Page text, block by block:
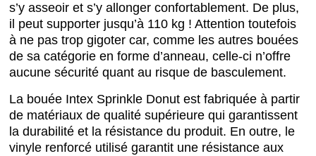
s’y asseoir et s’y allonger confortablement. De plus,
il peut supporter jusqu’à 110 kg ! Attention toutefois
à ne pas trop gigoter car, comme les autres bouées
de sa catégorie en forme d’anneau, celle-ci n’offre
aucune sécurité quant au risque de basculement.
La bouée Intex Sprinkle Donut est fabriquée à partir
de matériaux de qualité supérieure qui garantissent
la durabilité et la résistance du produit. En outre, le
vinyle renforcé utilisé garantit une résistance aux